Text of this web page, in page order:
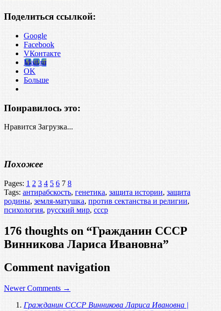
Поделиться ссылкой:
Google
Facebook
VКонтакте
Mail.ru
OK
Больше
Понравилось это:
Нравится Загрузка...
Похожее
Pages: 1 2 3 4 5 6 7 8
Tags: антирабскость, генетика, защита истории, защита
родины, земля-матушка, против сектанства и религии,
психология, русский мир, ссср
176 thoughts on “Гражданин СССР
Винникова Лариса Ивановна”
Comment navigation
Newer Comments →
Гражданин СССР Винникова Лариса Ивановна |